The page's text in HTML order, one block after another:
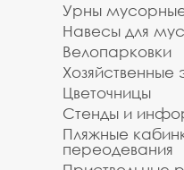
Урны
Навесы для
Велопарковки
Хозяйственные
Цветочницы
Стенды и
Пляжные
переодевания